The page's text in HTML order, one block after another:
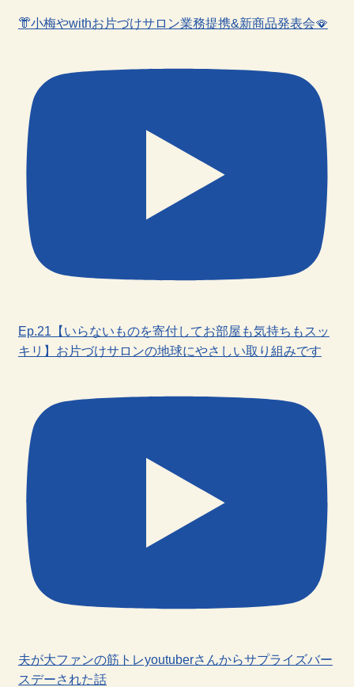
👘小梅やwithお片づけサロン業務提携&新商品発表会🪭
Ep.21【いらないものを寄付してお部屋も気持ちもスッ
キリ】お片づけサロンの地球にやさしい取り組みです
夫が大ファンの筋トレyoutuberさんからサプライズバー
スデーされた話